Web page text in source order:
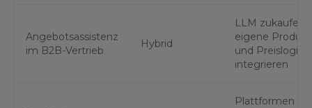
Angebotsassistenz
im B2B-Vertrieb
Hybrid
LLM zukaufen,
eigene
und Preislogik
integrieren
Plattformen